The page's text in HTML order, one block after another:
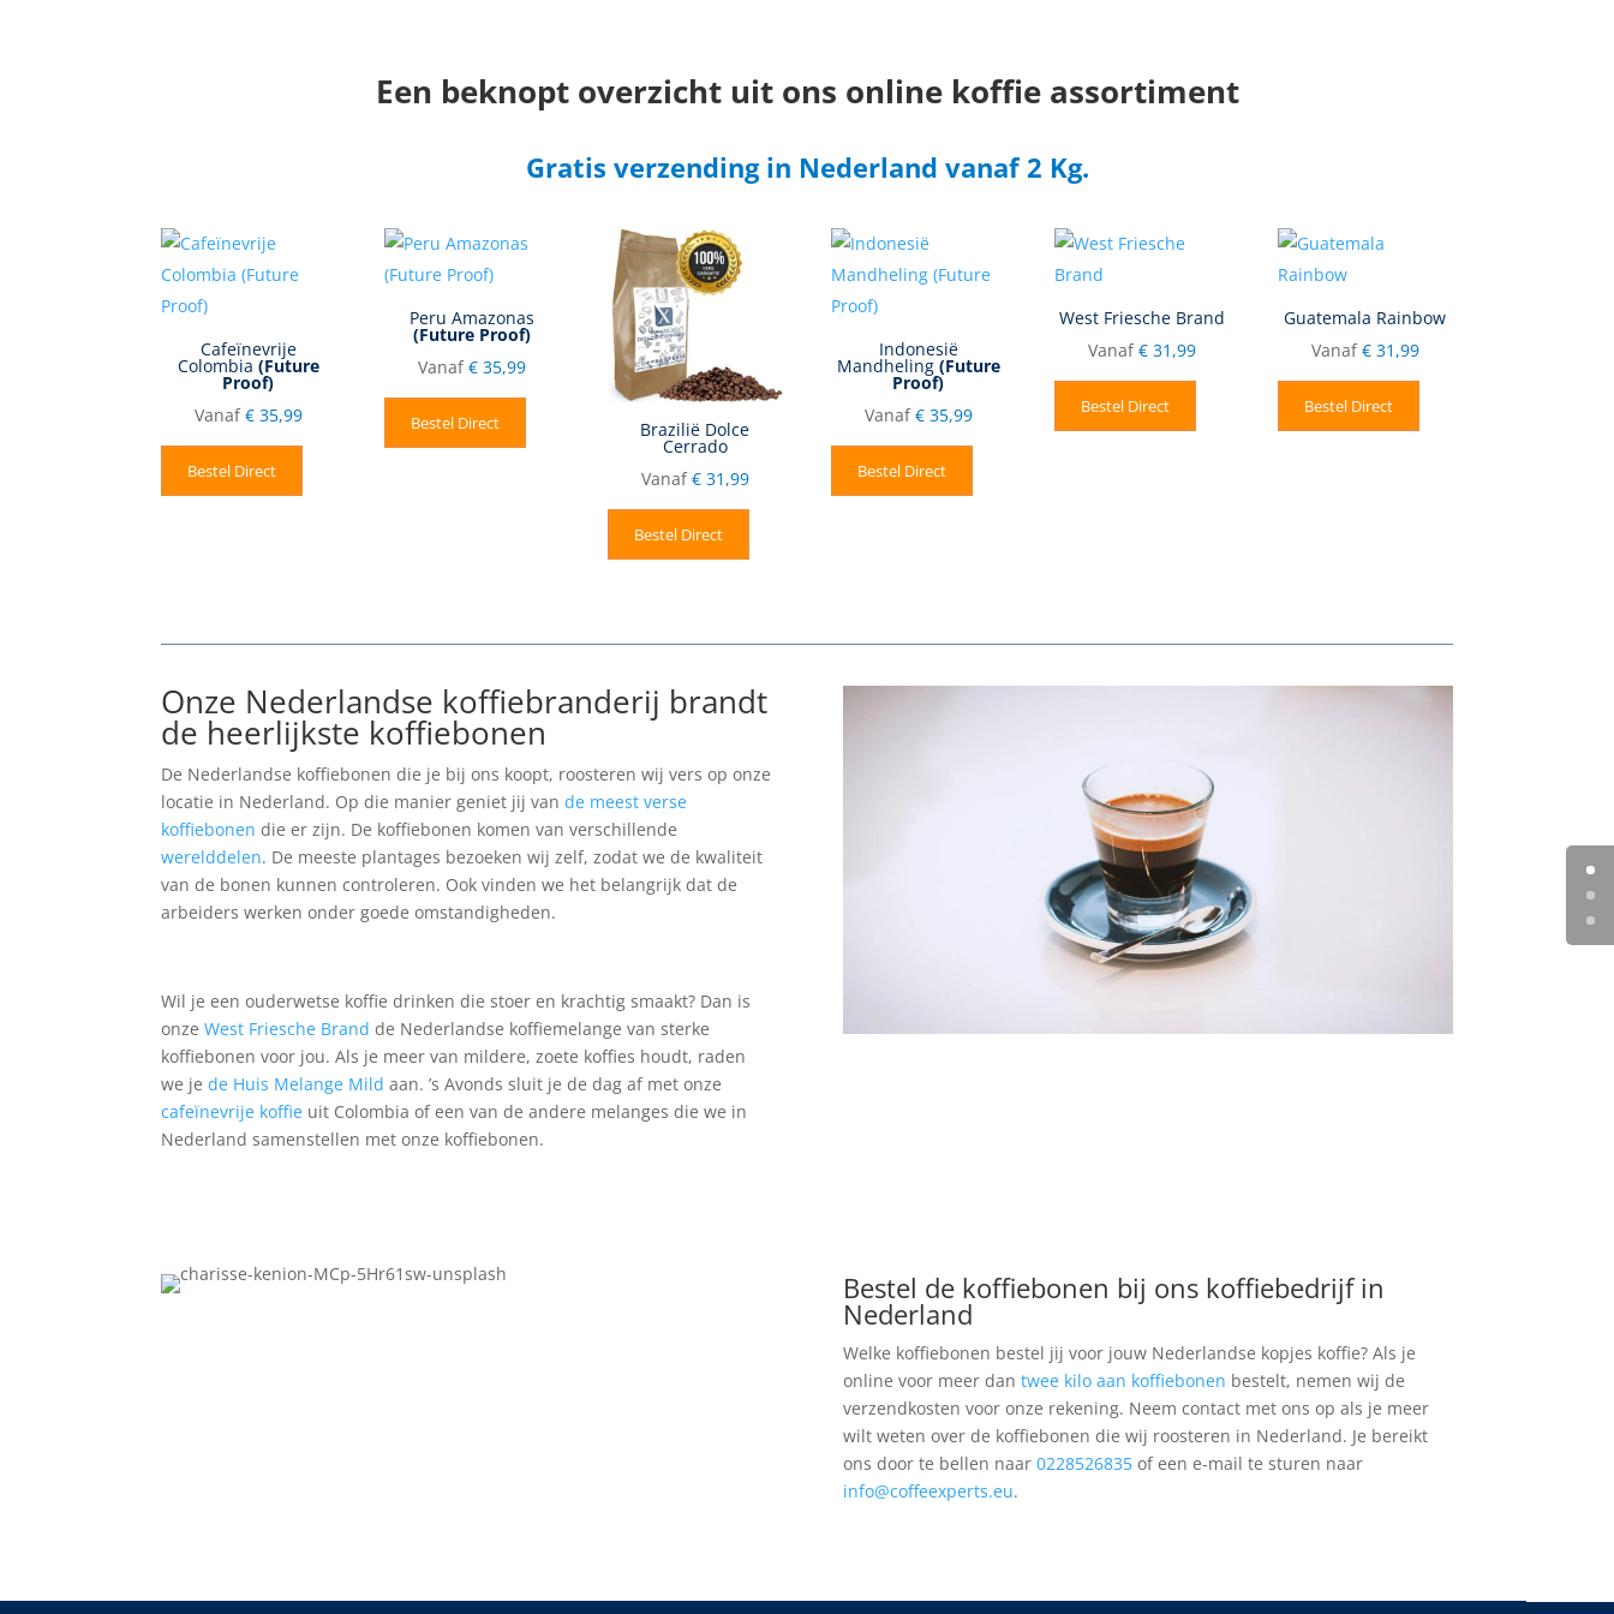
Een beknopt overzicht uit ons online koffie assortiment
Gratis verzending in Nederland vanaf 2 Kg.
Cafeïnevrije
Colombia (Future
Proof)
Vanaf €35,99
Bestel Direct
Peru Amazonas
(Future Proof)
Vanaf €35,99
Bestel Direct Brazilië Dolce
Cerrado
Vanaf €31,99
Bestel Direct
Indonesië
Mandheling (Future
Proof)
Vanaf €35,99
Bestel Direct
West Friesche Brand
Vanaf €31,99
Bestel Direct
Guatemala Rainbow
Vanaf €31,99
Bestel Direct
Onze Nederlandse koffiebranderij brandt
de heerlijkste koffiebonen
De Nederlandse koffiebonen die je bij ons koopt, roosteren wij vers op onze
locatie in Nederland. Op die manier geniet jij vande meest verse
koffiebonen die er zijn. De koffiebonen komen van verschillende
werelddelen. De meeste plantages bezoeken wij zelf, zodat we de kwaliteit
van de bonen kunnen controleren. Ook vinden we het belangrijk dat de
arbeiders werken onder goede omstandigheden.
Wil je een ouderwetse koffie drinken die stoer en krachtig smaakt? Dan is
onzeWest Friesche Brand de Nederlandse koffiemelange van sterke
koffiebonen voor jou. Als je meer van mildere, zoete koffies houdt, raden
we jede Huis Melange Mild aan. ’s Avonds sluit je de dag af met onze
cafeïnevrije koffie uit Colombia of een van de andere melanges die we in
Nederland samenstellen met onze koffiebonen.
Bestel de koffiebonen bij ons koffiebedrijf in
Nederland
Welke koffiebonen bestel jij voor jouw Nederlandse kopjes koffie? Als je
online voor meer dan twee kilo aan koffiebonen bestelt, nemen wij de
verzendkosten voor onze rekening. Neem contact met ons op als je meer
wilt weten over de koffiebonen die wij roosteren in Nederland. Je bereikt
ons door te bellen naar 0228526835of een e-mail te sturen naar
info@coffeexperts.eu.